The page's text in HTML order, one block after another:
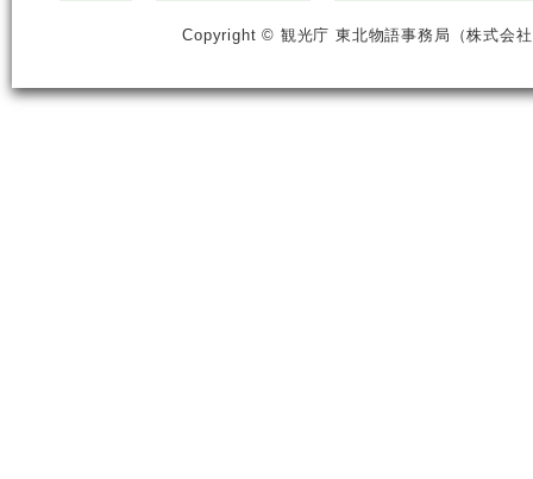
Copyright © 観光庁 東北物語事務局（株式会